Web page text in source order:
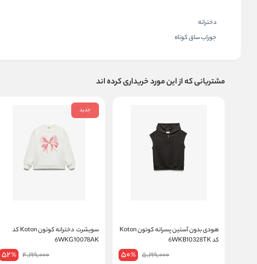
دخترانه
جوراب ساق کوتاه
مشتریانی که از این مورد خریداری کرده اند
هودی بدون آستین پسرانه کوتون Koton
کد 6WKB10328TK
5,199,000
50%
جدید
سویشرت دخترانه کوتون Koton کد
6WKG10078AK
4,199,000
52%